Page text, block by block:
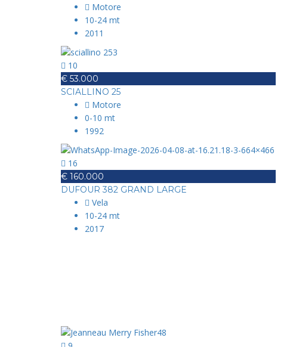
Motore
10-24 mt
2011
10
€ 53.000
SCIALLINO 25
Motore
0-10 mt
1992
16
€ 160.000
DUFOUR 382 GRAND LARGE
Vela
10-24 mt
2017